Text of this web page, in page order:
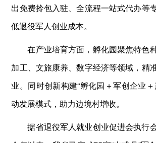
出免费拎包入驻、全流程一站式代办等
低退役军人创业成本。
在产业培育方面，孵化园聚焦特色
加工、文旅康养、数字经济等领域，精
业。同时创新构建“孵化园＋军创企业
动发展模式，助力边境村增收。
据省退役军人就业创业促进会执行